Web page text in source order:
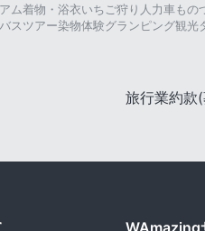
ム着物・浴衣いちご狩り 人力車もの
バスツアー染物体験グランピング観光
旅行業約款